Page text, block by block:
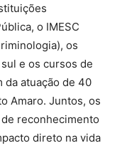
o IMESC
os
e os cursos de
da atuação de 40
Amaro. Juntos, os
reconhecimento
direto na vida